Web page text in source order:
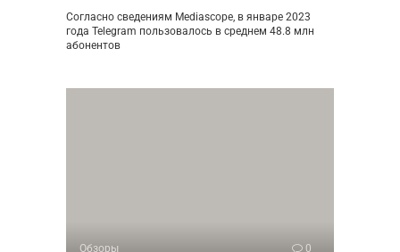
Согласно сведениям Mediascope, в январе 2023
года Telegram пользовалось в среднем 48.8 млн
абонентов
Обзоры 0